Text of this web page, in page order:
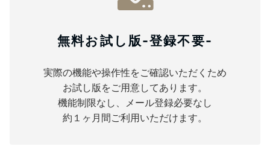
無料お試し版-登録不要-
実際の機能や操作性をご確認いただくため
お試し版をご用意してあります。
機能制限なし、メール登録必要なし
約１ヶ月間ご利用いただけます。